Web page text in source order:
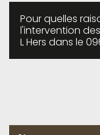
Pour quelles
l'intervention
L Hers dans le